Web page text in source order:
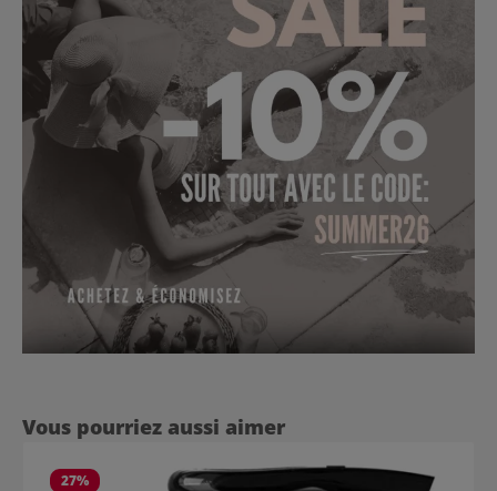
Ignorer la galerie de produits
Vous pourriez aussi aimer
27%